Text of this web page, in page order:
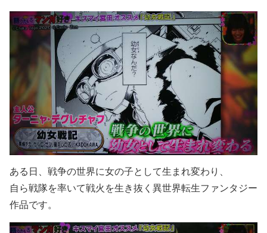
ある日、戦争の世界に女の子として生まれ変わり、
自ら戦隊を率いて戦火を生き抜く異世界転生ファンタジー
作品です。